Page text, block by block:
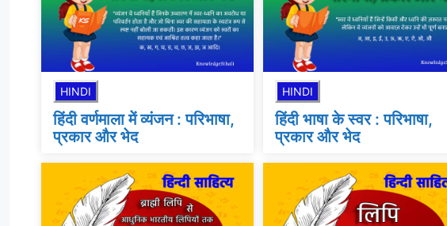
HINDI
हिंदी वर्णमाला में व्यंजन : परिभाषा,
प्रकार और भेद
HINDI
हिंदी भाषा के स्वर : परिभाषा,
प्रकार और भेद